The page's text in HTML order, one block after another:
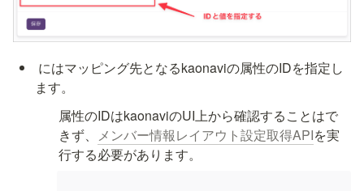
ます。
属性のIDはkaonaviのUI上から確認することはで
きず、 メンバー情報レイアウト設定取得APIを実
行する必要があります。